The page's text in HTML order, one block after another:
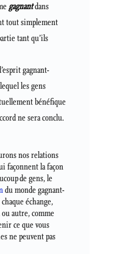
gagnantdans
tout simplement
tant qu’ils
gagnant-
les gens
bénéfique
ne sera conclu.
nos relations
façonnent la façon
de gens, le
du monde gagnant-
échange,
autre, comme
ce que vous
ne peuvent pas